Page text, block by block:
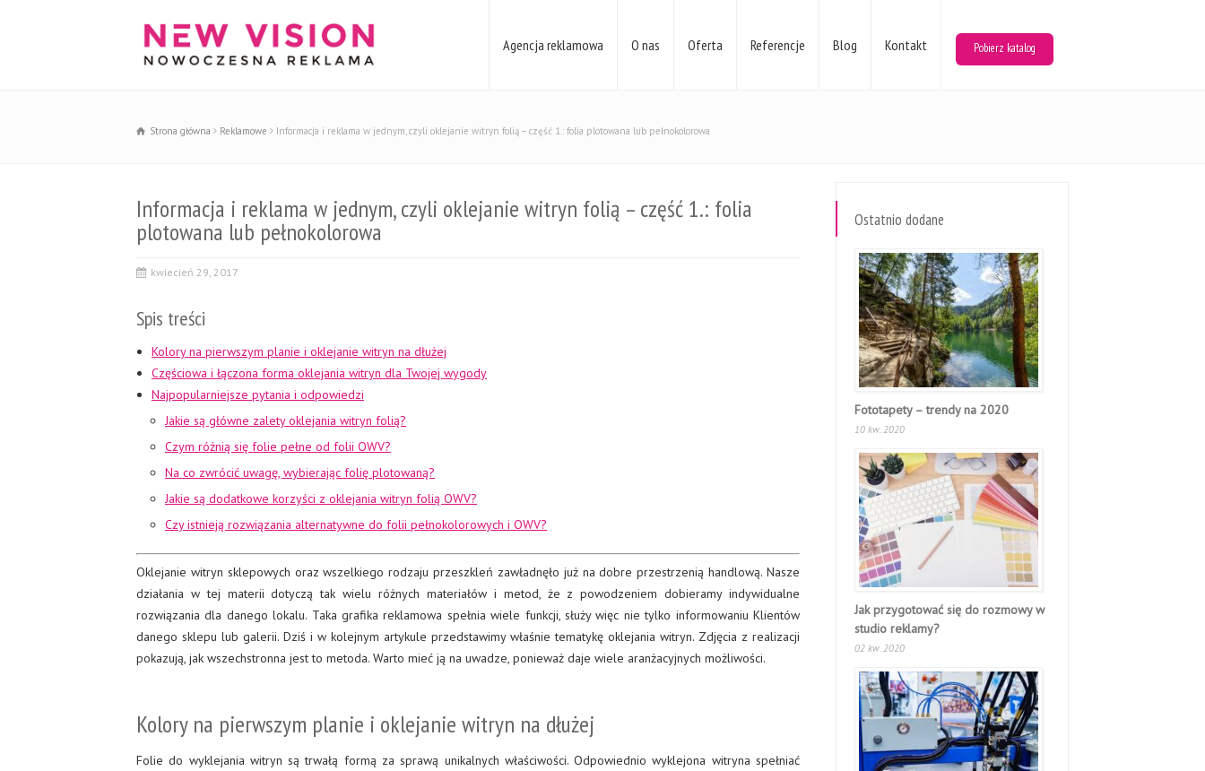
Agencja reklamowa O nas Oferta Referencje Blog Kontakt Pobierz katalog
Strona główna Reklamowe Informacja i reklama w jednym, czyli oklejanie witryn folią – część 1.: folia plotowana lub pełnokolorowa
Informacja i reklama w jednym, czyli oklejanie witryn folią – część 1.: folia
plotowana lub pełnokolorowa
kwiecień 29, 2017
Spis treści
Kolory na pierwszym planie i oklejanie witryn na dłużej
Częściowa i łączona forma oklejania witryn dla Twojej wygody
Najpopularniejsze pytania i odpowiedzi
Jakie są główne zalety oklejania witryn folią?
Czym różnią się folie pełne od folii OWV?
Na co zwrócić uwagę, wybierając folię plotowaną?
Jakie są dodatkowe korzyści z oklejania witryn folią OWV?
Czy istnieją rozwiązania alternatywne do folii pełnokolorowych i OWV?
Oklejanie witryn sklepowych oraz wszelkiego rodzaju przeszkleń zawładnęło już na dobre przestrzenią handlową. Nasze
działania w tej materii dotyczą tak wielu różnych materiałów i metod, że z powodzeniem dobieramy indywidualne
rozwiązania dla danego lokalu. Taka grafika reklamowa spełnia wiele funkcji, służy więc nie tylko informowaniu Klientów
danego sklepu lub galerii. Dziś i w kolejnym artykule przedstawimy właśnie tematykę oklejania witryn. Zdjęcia z realizacji
pokazują, jak wszechstronna jest to metoda. Warto mieć ją na uwadze, ponieważ daje wiele aranżacyjnych możliwości.
Kolory na pierwszym planie i oklejanie witryn na dłużej
Folie do wyklejania witryn są trwałą formą za sprawą unikalnych właściwości. Odpowiednio wyklejona witryna spełniać
Ostatnio dodane
Fototapety – trendy na 2020
10 kw. 2020
Jak przygotować się do rozmowy w
studio reklamy?
02 kw. 2020